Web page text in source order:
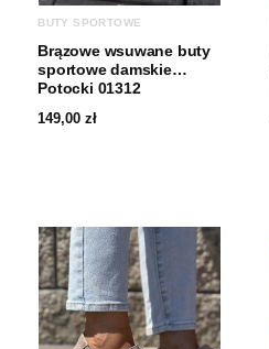
BUTY SPORTOWE
Brązowe wsuwane buty
sportowe damskie
Potocki 01312
149,00zł